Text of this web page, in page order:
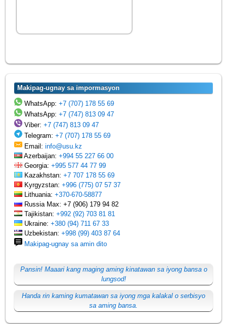
Makipag-ugnay sa impormasyon
WhatsApp:+7 (707) 178 55 69
WhatsApp:+7 (747) 813 09 47
Viber:+7 (747) 813 09 47
Telegram:+7 (707) 178 55 69
Email:info@usu.kz
Azerbaijan:+994 55 227 66 00
Georgia:+995 577 44 77 99
Kazakhstan:+7 707 178 55 69
Kyrgyzstan:+996 (775) 07 57 37
Lithuania:+370-670-58877
Russia Max: +7 (906) 179 94 82
Tajikistan:+992 (92) 703 81 81
Ukraine:+380 (94) 711 67 33
Uzbekistan:+998 (99) 403 87 64
Makipag-ugnay sa amin dito
Pansin! Maaari kang maging aming kinatawan sa iyong bansa o
lungsod!
Handa rin kaming kumatawan sa iyong mga kalakal o serbisyo
sa aming bansa.